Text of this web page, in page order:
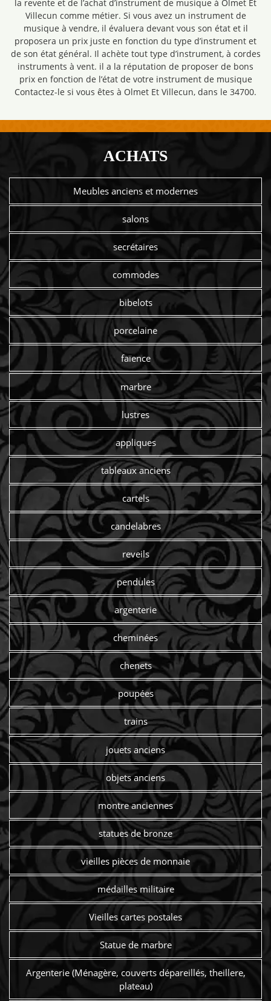
la revente et de l’achat d’instrument de musique à Olmet Et
Villecun comme métier. Si vous avez un instrument de
musique à vendre, il évaluera devant vous son état et il
proposera un prix juste en fonction du type d’instrument et
de son état général. Il achète tout type d’instrument, à cordes
instruments à vent. il a la réputation de proposer de bons
prix en fonction de l’état de votre instrument de musique
Contactez-le si vous êtes à Olmet Et Villecun, dans le 34700.
ACHATS
Meubles anciens et modernes
salons
secrétaires
commodes
bibelots
porcelaine
faïence
marbre
lustres
appliques
tableaux anciens
cartels
candelabres
reveils
pendules
argenterie
cheminées
chenets
poupées
trains
jouets anciens
objets anciens
montre anciennes
statues de bronze
vieilles pièces de monnaie
médailles militaire
Vieilles cartes postales
Statue de marbre
Argenterie (Ménagère, couverts dépareillés, theillere,
plateau)